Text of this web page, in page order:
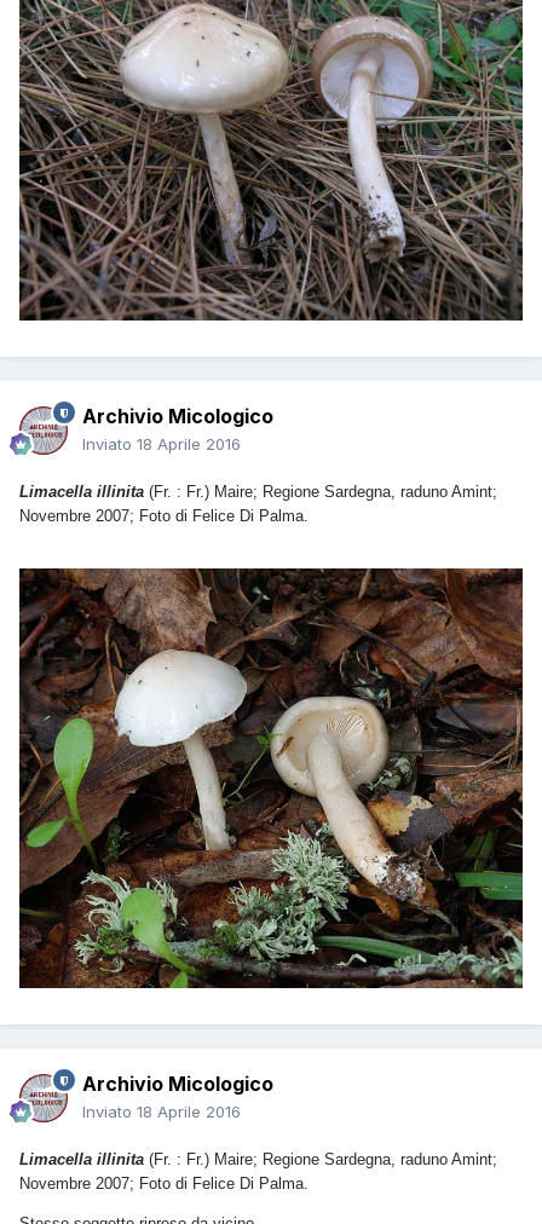
Archivio Micologico
Inviato 18 Aprile 2016
Limacella illinita (Fr. : Fr.) Maire; Regione Sardegna, raduno Amint;
Novembre 2007; Foto di Felice Di Palma.
Archivio Micologico
Inviato 18 Aprile 2016
Limacella illinita (Fr. : Fr.) Maire; Regione Sardegna, raduno Amint;
Novembre 2007; Foto di Felice Di Palma.